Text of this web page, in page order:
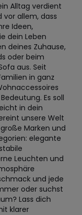
Alltag verdient
allem, dass
Ideen,
dein Leben
deines Zuhause,
oder beim
aus. Seit
in ganz
Es soll
in dein
unsere Welt
Marken und
elegante
Leuchten und
und jede
oder suchst
Lass dich
klarer